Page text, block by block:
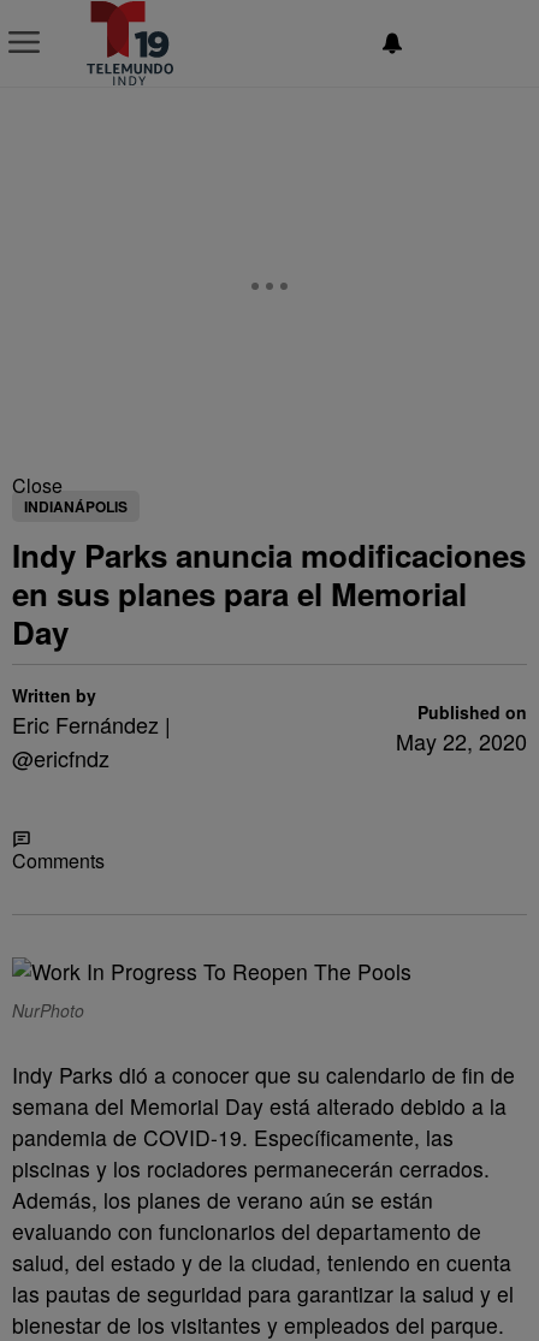
Close
INDIANÁPOLIS
Indy Parks anuncia modificaciones
en sus planes para el Memorial
Day
Written by
Eric Fernández |
@ericfndz
Published on
May 22, 2020
Comments
NurPhoto
Indy Parks dió a conocer que su calendario de fin de
semana del Memorial Day está alterado debido a la
pandemia de COVID-19. Específicamente, las
piscinas y los rociadores permanecerán cerrados.
Además, los planes de verano aún se están
evaluando con funcionarios del departamento de
salud, del estado y de la ciudad, teniendo en cuenta
las pautas de seguridad para garantizar la salud y el
bienestar de los visitantes y empleados del parque.